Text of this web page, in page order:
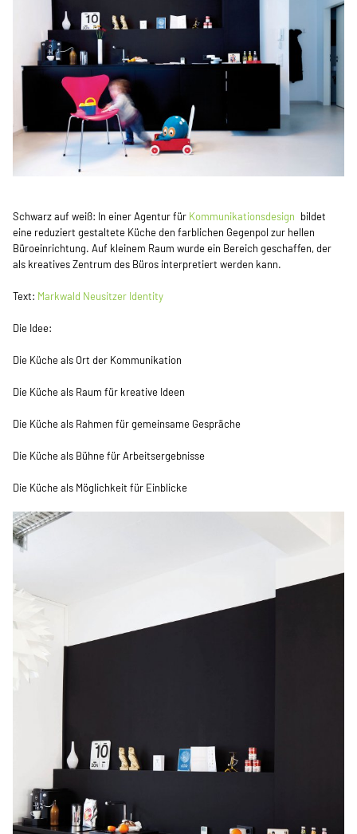
Schwarz auf weiß: In einer Agentur für Kommunikationsdesign bildet
eine reduziert gestaltete Küche den farblichen Gegenpol zur hellen
Büroeinrichtung. Auf kleinem Raum wurde ein Bereich geschaffen, der
als kreatives Zentrum des Büros interpretiert werden kann.
Text: Markwald Neusitzer Identity
Die Idee:
Die Küche als Ort der Kommunikation
Die Küche als Raum für kreative Ideen
Die Küche als Rahmen für gemeinsame Gespräche
Die Küche als Bühne für Arbeitsergebnisse
Die Küche als Möglichkeit für Einblicke